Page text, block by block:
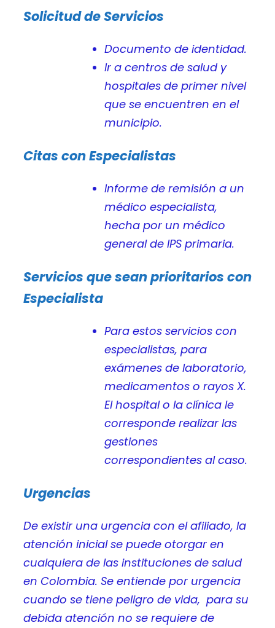
Solicitud de Servicios
Documento de identidad.
Ir a centros de salud y
hospitales de primer nivel
que se encuentren en el
municipio.
Citas con Especialistas
Informe de remisión a un
médico especialista,
hecha por un médico
general de IPS primaria.
Servicios que sean prioritarios con
Especialista
Para estos servicios con
especialistas, para
exámenes de laboratorio,
medicamentos o rayos X.
El hospital o la clínica le
corresponde realizar las
gestiones
correspondientes al caso.
Urgencias
De existir una urgencia con el afiliado, la
atención inicial se puede otorgar en
cualquiera de las instituciones de salud
en Colombia. Se entiende por urgencia
cuando se tiene peligro de vida, para su
debida atención no se requiere de